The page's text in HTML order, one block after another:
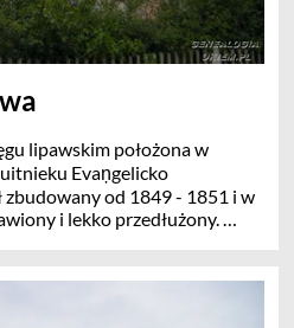
i lekko przedłużony.